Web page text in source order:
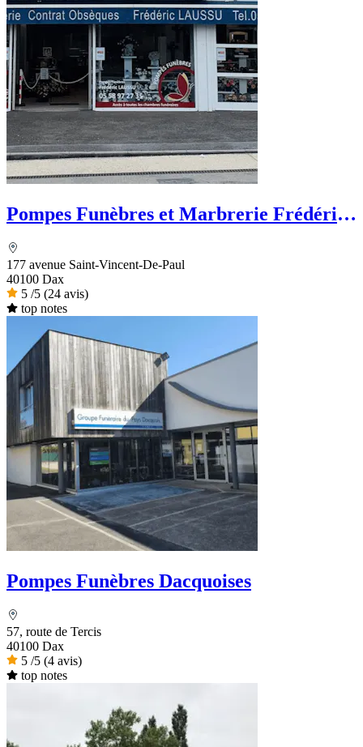
Pompes Funèbres et Marbrerie Frédéric
177 avenue Saint-Vincent-De-Paul
40100 Dax
5 /5 (24 avis)
top notes
Pompes Funèbres Dacquoises
57, route de Tercis
40100 Dax
5 /5 (4 avis)
top notes